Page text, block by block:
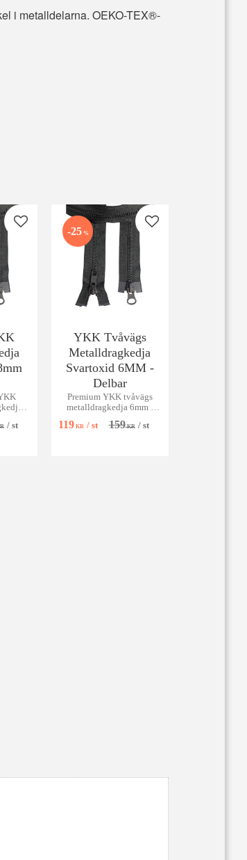
i metalldelarna. OEKO-TEX®-
i
&
/ st
Lägg till i favoriter
YKK Tvåvägs
Metalldragkedja
Svartoxid 6MM -
Delbar
Premium YKK tvåvägs
metalldragkedja 6mm i
robust för jackor & väskor.
119KR / st 159KR / st
25 % Lägg till i favoriter